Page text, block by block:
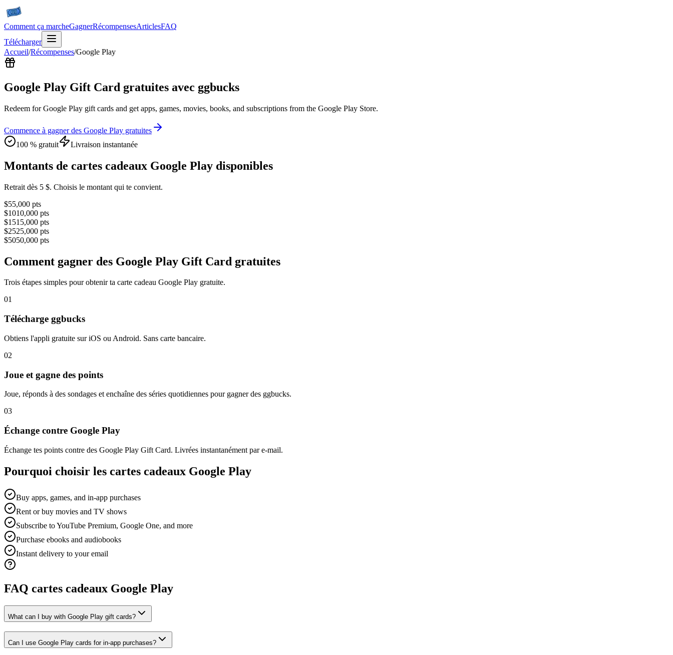
Comment ça marcheGagnerRécompensesArticlesFAQ
Télécharger
Accueil/Récompenses/Google Play
Google Play Gift Card gratuites avec ggbucks
Redeem for Google Play gift cards and get apps, games, movies, books, and subscriptions from the Google Play Store.
Commence à gagner des Google Play gratuites
100 % gratuit
Livraison instantanée
Montants de cartes cadeaux Google Play disponibles
Retrait dès 5 $. Choisis le montant qui te convient.
$55,000 pts
$1010,000 pts
$1515,000 pts
$2525,000 pts
$5050,000 pts
Comment gagner des Google Play Gift Card gratuites
Trois étapes simples pour obtenir ta carte cadeau Google Play gratuite.
01
Télécharge ggbucks
Obtiens l'appli gratuite sur iOS ou Android. Sans carte bancaire.
02
Joue et gagne des points
Joue, réponds à des sondages et enchaîne des séries quotidiennes pour gagner des ggbucks.
03
Échange contre Google Play
Échange tes points contre des Google Play Gift Card. Livrées instantanément par e-mail.
Pourquoi choisir les cartes cadeaux Google Play
Buy apps, games, and in-app purchases
Rent or buy movies and TV shows
Subscribe to YouTube Premium, Google One, and more
Purchase ebooks and audiobooks
Instant delivery to your email
FAQ cartes cadeaux Google Play
What can I buy with Google Play gift cards?
Can I use Google Play cards for in-app purchases?